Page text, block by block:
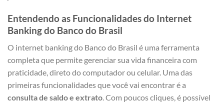
Entendendo as Funcionalidades do Internet
Banking do Banco do Brasil
O internet banking do Banco do Brasil é uma ferramenta
completa que permite gerenciar sua vida financeira com
praticidade, direto do computador ou celular. Uma das
primeiras funcionalidades que você vai encontrar é a
consulta de saldo e extrato. Com poucos cliques, é possível